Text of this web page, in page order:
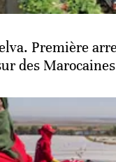
Première
des Marocaines